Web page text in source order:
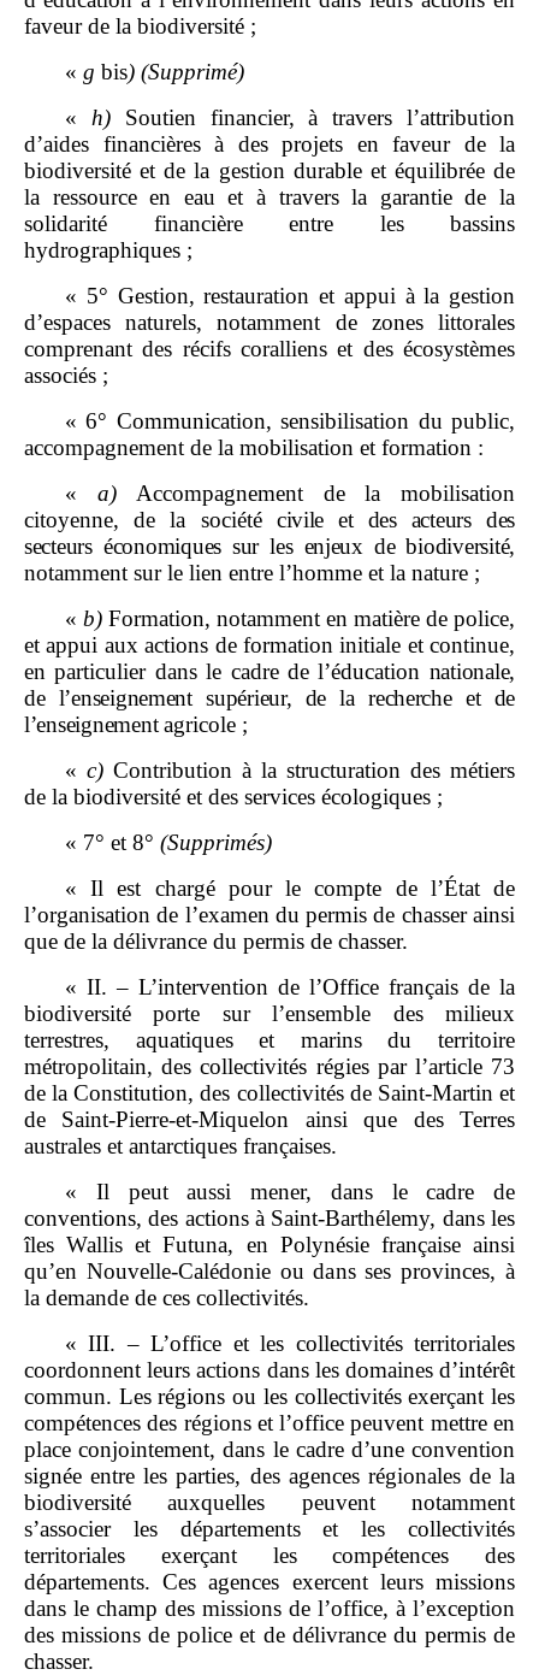
faveur de la biodiversité ;
« g bis) (Supprimé)
« h)Soutien financier, à travers l’attribution
d’aides financières à des projets en faveur de la
biodiversité et de la gestion durable et équilibrée de
la ressource en eau et à travers la garantie de la
solidarité financière entre les bassins
hydrographiques ;
« 5° Gestion, restauration et appui à la gestion
d’espaces naturels, notamment de zones littorales
comprenant des récifs coralliens et des écosystèmes
associés ;
« 6° Communication, sensibilisation du public,
accompagnement de la mobilisation et formation :
« a)Accompagnement de la mobilisation
citoyenne, de la société civile et des acteurs des
secteurs économiques sur les enjeux de biodiversité,
notamment sur le lien entre l’homme et la nature ;
« b) Formation, notamment en matière de police,
et appui aux actions de formation initiale et continue,
en particulier dans le cadre de l’éducation nationale,
de l’enseignement supérieur, de la recherche et de
l’enseignementagricole ;
« c) Contribution à la structuration des métiers
de la biodiversité et des services écologiques ;
« 7° et 8° (Supprimés)
« Il est chargé pour le compte de l’État de
l’organisation de l’examen du permis de chasser ainsi
que de la délivrance du permis de chasser.
« II. – L’intervention de l’Office français de la
biodiversité porte sur l’ensemble des milieux
terrestres, aquatiques et marins du territoire
métropolitain, des collectivités régies par l’article 73
de la Constitution, des collectivités de Saint-Martin et
de Saint-Pierre-et-Miquelon ainsi que des Terres
australes et antarctiques françaises.
« Il peut aussi mener, dans le cadre de
conventions, des actions à Saint-Barthélemy, dans les
îles Wallis et Futuna, en Polynésie française ainsi
qu’en Nouvelle-Calédonie ou dans ses provinces, à
la demande de ces collectivités.
« III. – L’office et les collectivités territoriales
coordonnent leurs actions dans les domaines d’intérêt
commun. Les régions ou les collectivités exerçant les
compétences des régions et l’office peuvent mettre en
place conjointement, dans le cadre d’une convention
signée entre les parties, des agences régionales de la
biodiversité auxquelles peuvent notamment
s’associer les départements et les collectivités
territoriales exerçant les compétences des
départements. Ces agences exercent leurs missions
dans le champ des missions de l’office, à l’exception
des missions de police et de délivrance du permis de
chasser.